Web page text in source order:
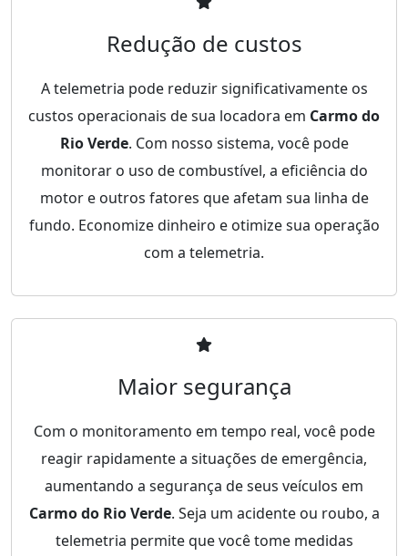
Redução de custos
A telemetria pode reduzir significativamente os
custos operacionais de sua locadora em Carmo do
Rio Verde. Com nosso sistema, você pode
monitorar o uso de combustível, a eficiência do
motor e outros fatores que afetam sua linha de
fundo. Economize dinheiro e otimize sua operação
com a telemetria.
Maior segurança
Com o monitoramento em tempo real, você pode
reagir rapidamente a situações de emergência,
aumentando a segurança de seus veículos em
Carmo do Rio Verde. Seja um acidente ou roubo, a
telemetria permite que você tome medidas